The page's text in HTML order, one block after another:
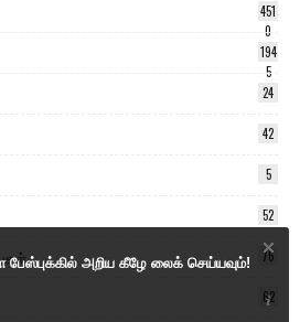
451
0
194
5
24
42
5
52
76
62
பேஸ்புக்கில் அறிய கீழே லைக் செய்யவும்!